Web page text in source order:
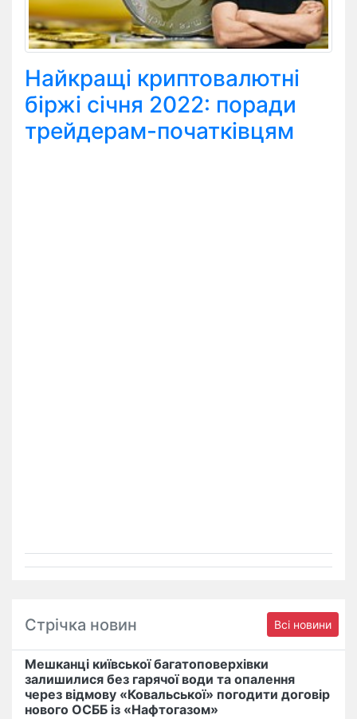
Найкращі криптовалютні
біржі січня 2022: поради
трейдерам-початківцям
Стрічка новин Всі новини
Мешканці київської багатоповерхівки
залишилися без гарячої води та опалення
через відмову «Ковальської» погодити договір
нового ОСББ із «Нафтогазом»